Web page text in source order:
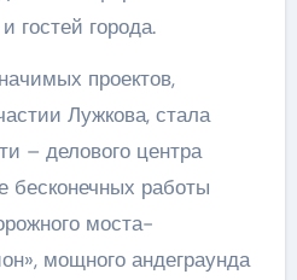
гостей города.
проектов,
Лужкова, стала
– делового центра
бесконечных работы
моста-
мощного андеграунда